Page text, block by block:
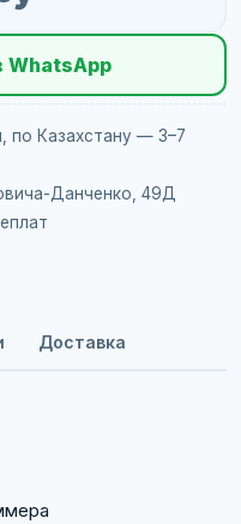
WhatsApp
по Казахстану — 3–7
Данченко, 49Д
Доставка